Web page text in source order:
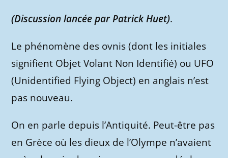
(Discussion lancée par Patrick Huet).
Le phénomène des ovnis (dont les initiales
signifient Objet Volant Non Identifié) ou UFO
(Unidentified Flying Object) en anglais n’est
pas nouveau.
On en parle depuis l’Antiquité. Peut-être pas
en Grèce où les dieux de l’Olympe n’avaient